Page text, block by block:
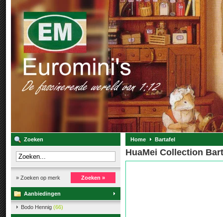
Zoeken
» Zoeken op merk Zoeken »
Aanbiedingen
Bodo Hennig (66)
Home Bartafel
HuaMei Collection